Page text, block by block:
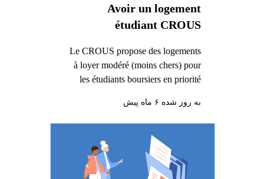
Avoir un logement
étudiant CROUS
Le CROUS propose des logements
à loyer modéré (moins chers) pour
les étudiants boursiers en priorité
به روز شده ۶ ماه پیش